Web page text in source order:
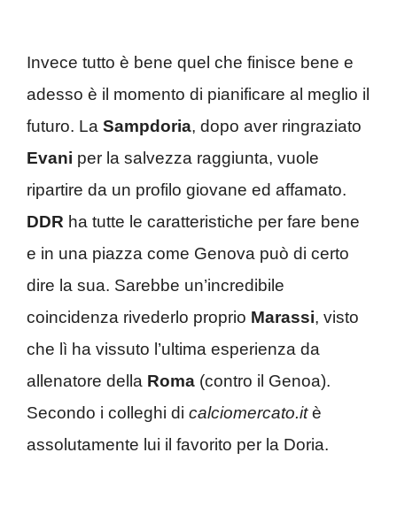
Invece tutto è bene quel che finisce bene e
adesso è il momento di pianificare al meglio il
futuro. La Sampdoria, dopo aver ringraziato
Evani per la salvezza raggiunta, vuole
ripartire da un profilo giovane ed affamato.
DDR ha tutte le caratteristiche per fare bene
e in una piazza come Genova può di certo
dire la sua. Sarebbe un’incredibile
coincidenza rivederlo proprio Marassi, visto
che lì ha vissuto l’ultima esperienza da
allenatore della Roma (contro il Genoa).
Secondo i colleghi di calciomercato.itè
assolutamente lui il favorito per la Doria.